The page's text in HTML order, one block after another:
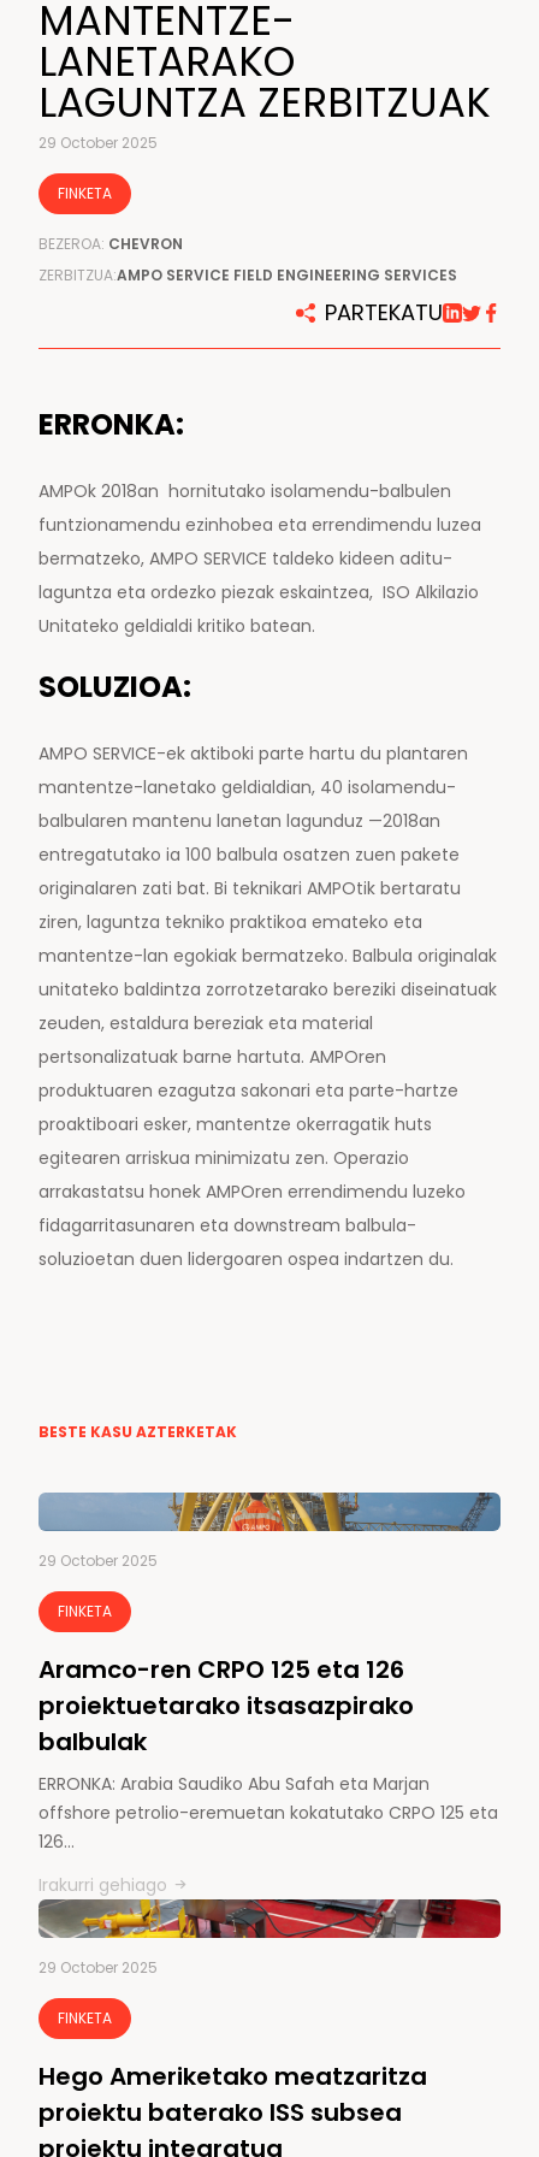
MANTENTZE-
LANETARAKO
LAGUNTZA ZERBITZUAK
29 October 2025
FINKETA
BEZEROA: CHEVRON
ZERBITZUA:AMPO SERVICE FIELD ENGINEERING SERVICES
PARTEKATU
ERRONKA:
AMPOk 2018an hornitutako isolamendu-balbulen
funtzionamendu ezinhobea eta errendimendu luzea
bermatzeko, AMPO SERVICE taldeko kideen aditu-
laguntza eta ordezko piezak eskaintzea, ISO Alkilazio
Unitateko geldialdi kritiko batean.
SOLUZIOA:
AMPO SERVICE-ek aktiboki parte hartu du plantaren
mantentze-lanetako geldialdian, 40 isolamendu-
balbularen mantenu lanetan lagunduz —2018an
entregatutako ia 100 balbula osatzen zuen pakete
originalaren zati bat. Bi teknikari AMPOtik bertaratu
ziren, laguntza tekniko praktikoa emateko eta
mantentze-lan egokiak bermatzeko. Balbula originalak
unitateko baldintza zorrotzetarako bereziki diseinatuak
zeuden, estaldura bereziak eta material
pertsonalizatuak barne hartuta. AMPOren
produktuaren ezagutza sakonari eta parte-hartze
proaktiboari esker, mantentze okerragatik huts
egitearen arriskua minimizatu zen. Operazio
arrakastatsu honek AMPOren errendimendu luzeko
fidagarritasunaren eta downstream balbula-
soluzioetan duen lidergoaren ospea indartzen du.
BESTE KASU AZTERKETAK
29 October 2025
FINKETA
Aramco-ren CRPO 125 eta 126
proiektuetarako itsasazpirako
balbulak
ERRONKA: Arabia Saudiko Abu Safah eta Marjan
offshore petrolio-eremuetan kokatutako CRPO 125 eta
126…
Irakurri gehiago
29 October 2025
FINKETA
Hego Ameriketako meatzaritza
proiektu baterako ISS subsea
proiektu integratua